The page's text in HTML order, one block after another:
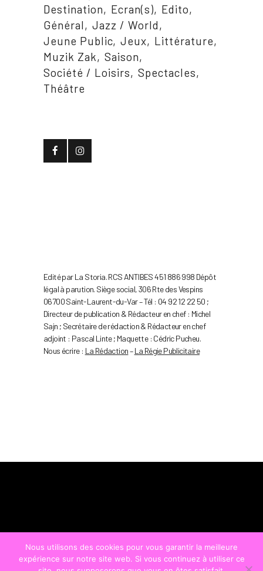
Destination
Ecran(s)
Edito
Général
Jazz / World
Jeune Public Jeux
Littérature
Muzik Zak
Saison
Société / Loisirs
Spectacles
Théâtre
Edité par La Storia. RCS ANTIBES 451 886 998 Dépôt
légal à parution. Siège social, 306 Rte des Vespins
06700 Saint-Laurent-du-Var – Tél : 04 92 12 22 50 ;
Directeur de publication & Rédacteur en chef : Michel
Sajn ; Secrétaire de rédaction & Rédacteur en chef
adjoint : Pascal Linte ; Maquette : Cédric Pucheu.
Nous écrire : La Rédaction–La Régie Publicitaire
Nous utilisons des cookies pour vous garantir la meilleure
expérience sur notre site web. Si vous continuez à utiliser ce